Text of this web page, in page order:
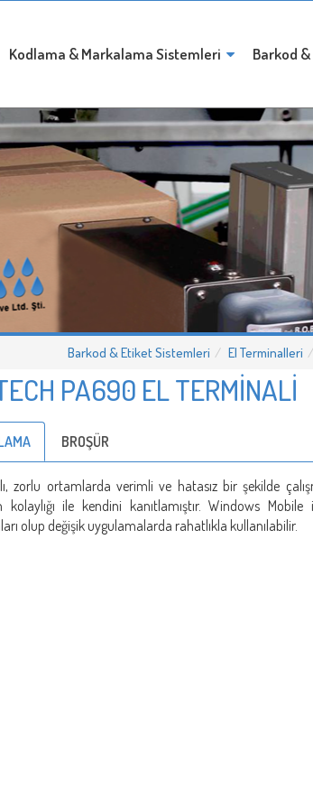
Kodlama & Markalama Sistemleri Barkod
Barkod & Etiket Sistemleri El Terminalleri
PA690 EL TERMİNALİ
BROŞÜR
zorlu ortamlarda verimli ve hatasız bir şekilde
kolaylığı ile kendini kanıtlamıştır. Windows
olup değişik uygulamalarda rahatlıkla kullanılabilir.